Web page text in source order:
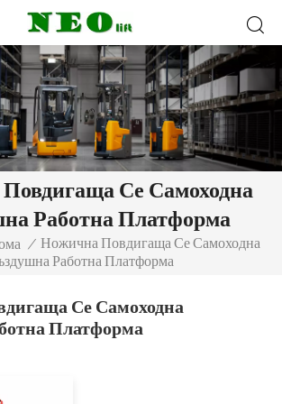
Се Самоходна
Работна Платформа
/ Ножична Повдигаща Се Самоходна
Работна Платформа
Се Самоходна
Платформа